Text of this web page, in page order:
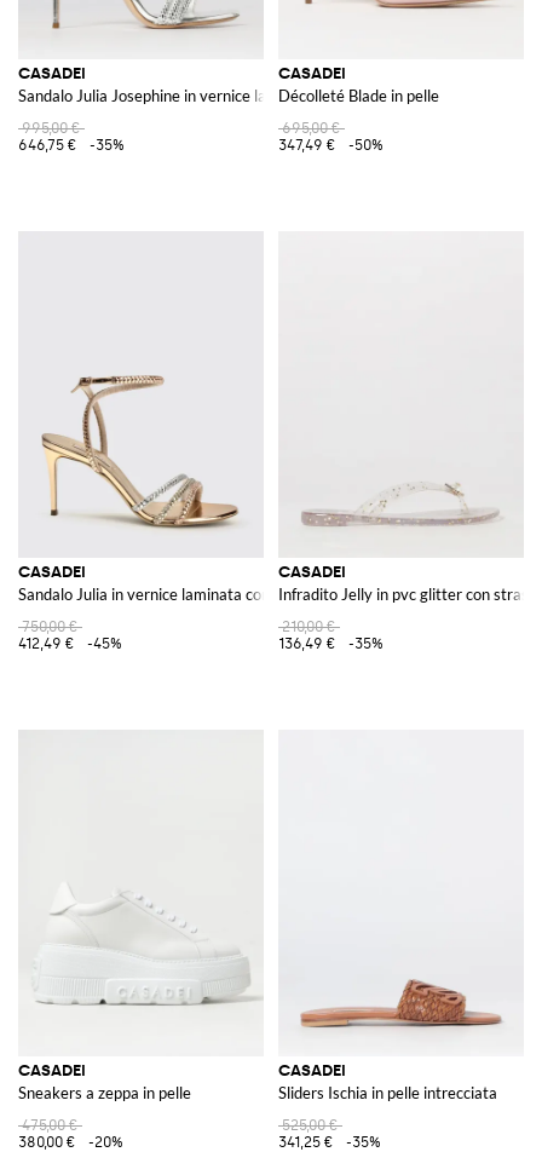
CASADEI
Sandalo Julia Josephine in vernice laminata con strass
995,00 €
646,75 €
-35%
CASADEI
Décolleté Blade in pelle
695,00 €
347,49 €
-50%
CASADEI
Sandalo Julia in vernice laminata con strass
750,00 €
412,49 €
-45%
CASADEI
Infradito Jelly in pvc glitter con strass
210,00 €
136,49 €
-35%
CASADEI
Sneakers a zeppa in pelle
475,00 €
380,00 €
-20%
CASADEI
Sliders Ischia in pelle intrecciata
525,00 €
341,25 €
-35%